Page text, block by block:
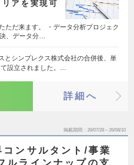
アを実現可
ただ来ます。 ・データ分析プロジェク
、データ分…
とシンプレクス株式会社の合併後、単
設立されました。…
詳細へ
掲載期間 26/07/28～26/08/10
ンサルタント/事業
ルラインナップの支